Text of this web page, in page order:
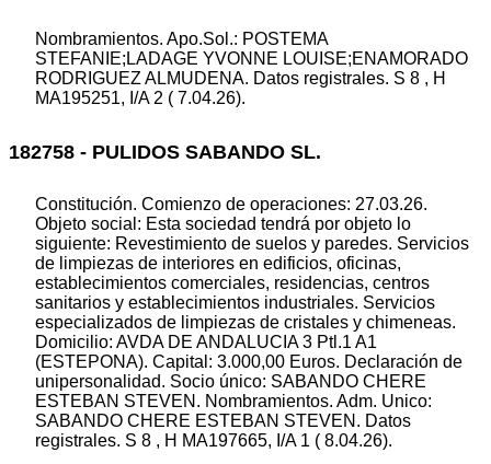
Nombramientos. Apo.Sol.: POSTEMA
STEFANIE;LADAGE YVONNE LOUISE;ENAMORADO
RODRIGUEZ ALMUDENA. Datos registrales. S 8 , H
MA195251, I/A 2 ( 7.04.26).
182758 - PULIDOS SABANDO SL.
Constitución. Comienzo de operaciones: 27.03.26.
Objeto social: Esta sociedad tendrá por objeto lo
siguiente: Revestimiento de suelos y paredes. Servicios
de limpiezas de interiores en edificios, oficinas,
establecimientos comerciales, residencias, centros
sanitarios y establecimientos industriales. Servicios
especializados de limpiezas de cristales y chimeneas.
Domicilio: AVDA DE ANDALUCIA 3 Ptl.1 A1
(ESTEPONA). Capital: 3.000,00 Euros. Declaración de
unipersonalidad. Socio único: SABANDO CHERE
ESTEBAN STEVEN. Nombramientos. Adm. Unico:
SABANDO CHERE ESTEBAN STEVEN. Datos
registrales. S 8 , H MA197665, I/A 1 ( 8.04.26).